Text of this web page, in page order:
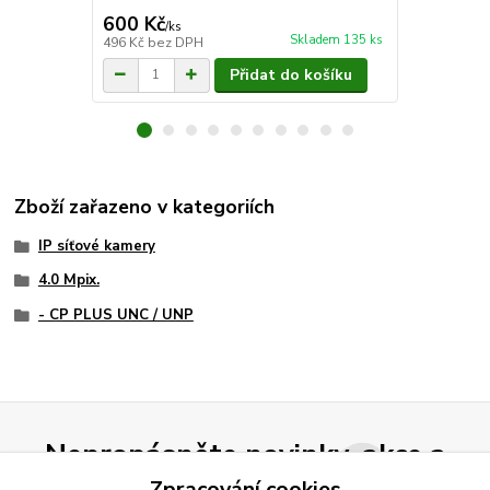
600 Kč/ks
496 Kč bez DPH Skladem 135 ks
Přidat do košíku
Zboží zařazeno v kategoriích
IP síťové kamery
4.0 Mpix.
- CP PLUS UNC / UNP
Nepropásněte novinky, akce a